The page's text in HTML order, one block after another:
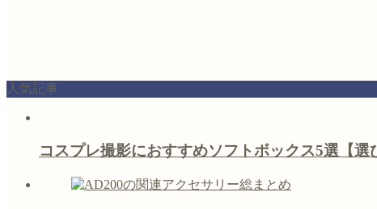
人気記事
コスプレ撮影におすすめソフトボックス5選【選